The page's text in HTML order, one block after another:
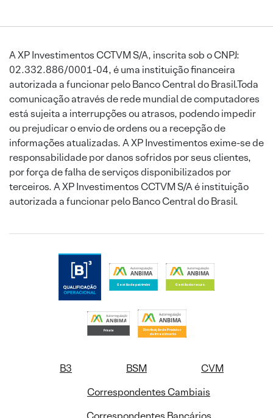
A XP Investimentos CCTVM S/A, inscrita sob o CNPJ:
02.332.886/0001-04, é uma instituição financeira
autorizada a funcionar pelo Banco Central do Brasil.Toda
comunicação através de rede mundial de computadores
está sujeita a interrupções ou atrasos, podendo impedir
ou prejudicar o envio de ordens ou a recepção de
informações atualizadas. A XP Investimentos exime-se de
responsabilidade por danos sofridos por seus clientes,
por força de falha de serviços disponibilizados por
terceiros. A XP Investimentos CCTVM S/A é instituição
autorizada a funcionar pelo Banco Central do Brasil.
B3 BSM
CVM
Correspondentes Cambiais